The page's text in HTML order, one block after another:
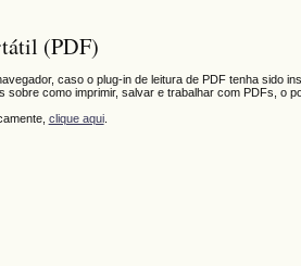
(PDF)
caso o plug-in de leitura de PDF tenha sido
sobre como imprimir, salvar e trabalhar com PDFs, o
clique aqui.